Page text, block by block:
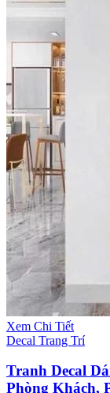
Xem Chi Tiết
Decal Trang Trí
Tranh Decal
Phòng Khách,